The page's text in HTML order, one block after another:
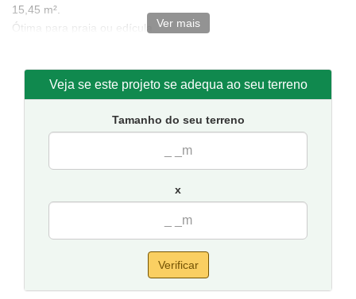
15,45 m².
Ótima para praia ou edícula.
Tamanho da casa:5,15 metros de frente e 8,80 de fundos,
incluindo medidas da varanda.
frente por 12 de fundos.
Não incluso projeto completo da piscina, porém,
Acompanha projeto completo da churrasqueira, veja abaixo.
Ver mais
Veja se este projeto se adequa ao seu terreno
Tamanho do seu terreno
x
Verificar